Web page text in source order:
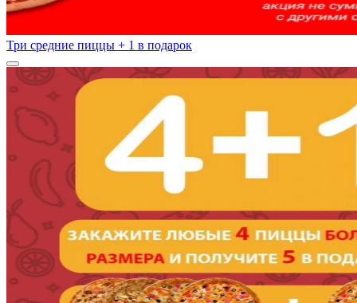
Три средние пиццы + 1 в подарок